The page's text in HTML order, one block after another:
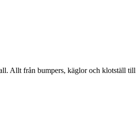
Allt från bumpers, käglor och klotställ